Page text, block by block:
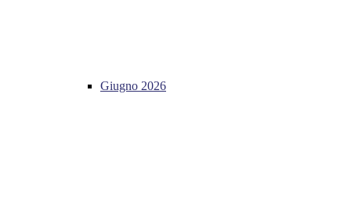
Giugno 2026